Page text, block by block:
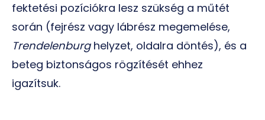
fektetési pozíciókra lesz szükség a műtét
során (fejrész vagy lábrész megemelése,
Trendelenburghelyzet, oldalra döntés), és a
beteg biztonságos rögzítését ehhez
igazítsuk.